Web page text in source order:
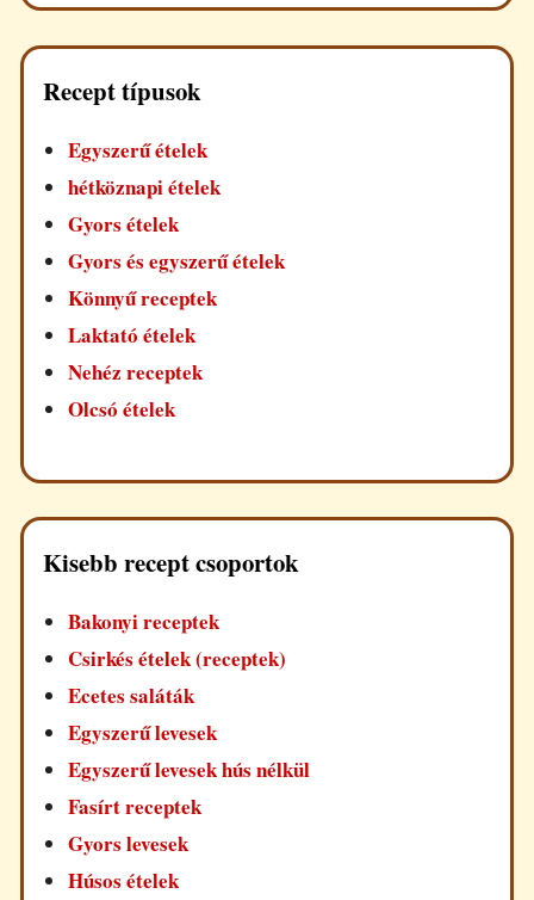
Recept típusok
Egyszerű ételek
hétköznapi ételek
Gyors ételek
Gyors és egyszerű ételek
Könnyű receptek
Laktató ételek
Nehéz receptek
Olcsó ételek
Kisebb recept csoportok
Bakonyi receptek
Csirkés ételek (receptek)
Ecetes saláták
Egyszerű levesek
Egyszerű levesek hús nélkül
Fasírt receptek
Gyors levesek
Húsos ételek